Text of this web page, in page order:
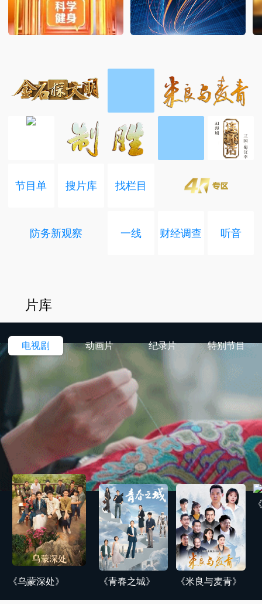
节目单 搜片库 找栏目
防务新观察 一线 财经调查 听音
片库
电视剧 动画片 纪录片 特别节目
《乌蒙深处》 《青春之城》 《米良与麦青》